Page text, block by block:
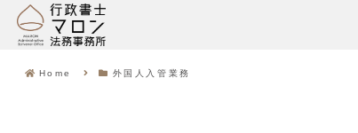
Home 外国人入管業務